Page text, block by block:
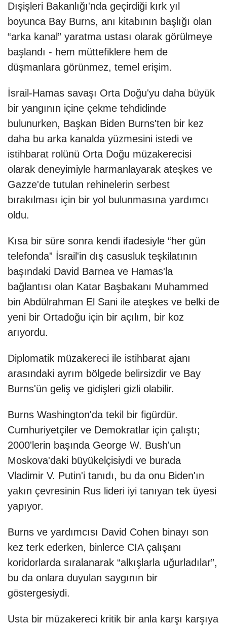
Dışişleri Bakanlığı'nda geçirdiği kırk yıl
boyunca Bay Burns, anı kitabının başlığı olan
“arka kanal” yaratma ustası olarak görülmeye
başlandı - hem müttefiklere hem de
düşmanlara görünmez, temel erişim.
İsrail-Hamas savaşı Orta Doğu'yu daha büyük
bir yangının içine çekme tehdidinde
bulunurken, Başkan Biden Burns'ten bir kez
daha bu arka kanalda yüzmesini istedi ve
istihbarat rolünü Orta Doğu müzakerecisi
olarak deneyimiyle harmanlayarak ateşkes ve
Gazze'de tutulan rehinelerin serbest
bırakılması için bir yol bulunmasına yardımcı
oldu.
Kısa bir süre sonra kendi ifadesiyle “her gün
telefonda” İsrail'in dış casusluk teşkilatının
başındaki David Barnea ve Hamas'la
bağlantısı olan Katar Başbakanı Muhammed
bin Abdülrahman El Sani ile ateşkes ve belki de
yeni bir Ortadoğu için bir açılım, bir koz
arıyordu.
Diplomatik müzakereci ile istihbarat ajanı
arasındaki ayrım bölgede belirsizdir ve Bay
Burns'ün geliş ve gidişleri gizli olabilir.
Burns Washington'da tekil bir figürdür.
Cumhuriyetçiler ve Demokratlar için çalıştı;
2000'lerin başında George W. Bush'un
Moskova'daki büyükelçisiydi ve burada
Vladimir V. Putin'i tanıdı, bu da onu Biden'ın
yakın çevresinin Rus lideri iyi tanıyan tek üyesi
yapıyor.
Burns ve yardımcısı David Cohen binayı son
kez terk ederken, binlerce CIA çalışanı
koridorlarda sıralanarak “alkışlarla uğurladılar”,
bu da onlara duyulan saygının bir
göstergesiydi.
Usta bir müzakereci kritik bir anla karşı karşıya